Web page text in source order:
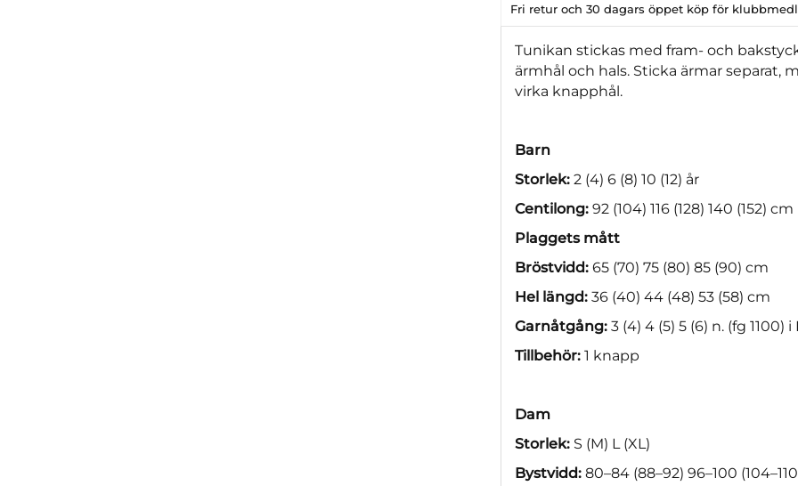
Fri retur och 30 dagars öppet köp för
Tunikan stickas med fram- och
ärmhål och hals. Sticka ärmar separat,
virka knapphål.
Barn
Storlek: 2 (4) 6 (8) 10 (12) år
Centilong: 92 (104) 116 (128) 140 (152) cm
Plaggets mått
Bröstvidd: 65 (70) 75 (80) 85 (90) cm
Hel längd: 36 (40) 44 (48) 53 (58) cm
Garnåtgång: 3 (4) 4 (5) 5 (6) n. (fg 1100) i
Tillbehör: 1 knapp
Dam
Storlek: S (M) L (XL)
Bystvidd: 80–84 (88–92) 96–100